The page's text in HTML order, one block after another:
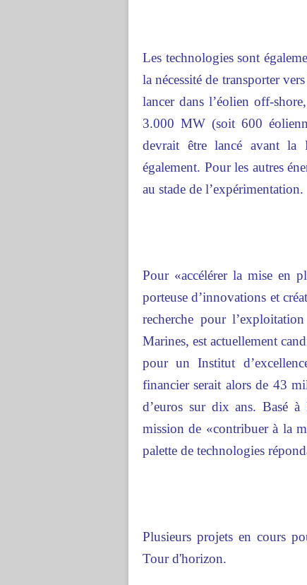
Les technologies sont
la nécessité de transporter
lancer dans l’éolien off-
3.000 MW (soit 600
devrait être lancé avant la
également. Pour les autres
au stade de l’expérimentation.
Pour «accélérer la mise en
porteuse d’innovations et
recherche pour
Marines, est actuellement
pour un Institut
financier serait alors de 43
d’euros sur dix ans. Basé à
mission de «contribuer à la
palette de technologies
Plusieurs projets en cours
Tour d'horizon.